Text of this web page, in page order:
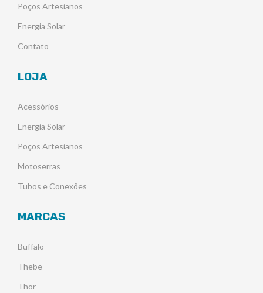
Poços Artesianos
Energia Solar
Contato
LOJA
Acessórios
Energia Solar
Poços Artesianos
Motoserras
Tubos e Conexões
MARCAS
Buffalo
Thebe
Thor